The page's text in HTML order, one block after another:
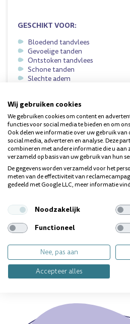
GESCHIKT VOOR:
Bloedend tandvlees
Gevoelige tanden
Ontstoken tandvlees
Schone tanden
Slechte adem
BESCHIKBAAR IN
curaprox cps 408 perio refill deep
curaprox cps 410 perio refill deep
curaprox cps 406 perio refill
Vragen over dit product?
graag!
Wij gebruiken cookies
We gebruiken cookies om content en
functies voor social media te bieden en om
Ook delen we informatie over uw gebruik
social media, adverteren en analyse. Deze
combineren met andere informatie die u aan
verzameld op basis van uw gebruik van hun
De gegevens worden verzameld voor het
meten van de effectiviteit van
gedeeld met Google LLC, meer informatie
Noodzakelijk
Functioneel
Nee, pas aan
Accepteer alles